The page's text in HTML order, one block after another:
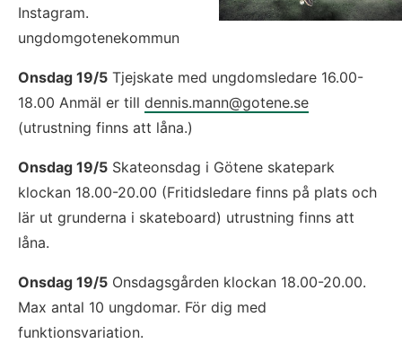
Instagram.
ungdomgotenekommun
Onsdag 19/5 Tjejskate med ungdomsledare 16.00-
18.00 Anmäl er till dennis.mann@gotene.se
(utrustning finns att låna.)
Onsdag 19/5 Skateonsdag i Götene skatepark
klockan 18.00-20.00 (Fritidsledare finns på plats och
lär ut grunderna i skateboard) utrustning finns att
låna.
Onsdag 19/5 Onsdagsgården klockan 18.00-20.00.
Max antal 10 ungdomar. För dig med
funktionsvariation.